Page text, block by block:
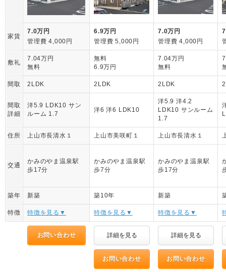
家賃
7.0万円
管理費 4,000円
6.9万円
管理費 5,000円
7.0万円
管理費 4,000円
敷礼
7.04万円
無料
無料
6.9万円
7.04万円
無料
間取 2LDK 2LDK 2LDK
間取
詳細
洋5.9 LDK10 サン
ルーム 1.7
洋6 洋6 LDK10
洋5.9 洋4.2
LDK10 サンルーム
1.7
住所 上山市長清水１ 上山市美咲町１ 上山市長清水１
交通
かみのやま温泉駅
歩17分
かみのやま温泉駅
歩7分
かみのやま温泉駅
歩17分
築年 新築 築10年 新築
特徴 特徴を見る▼ 特徴を見る▼ 特徴を見る▼
お問い合わせ 詳細を見る 詳細を見る
お問い合わせ お問い合わせ